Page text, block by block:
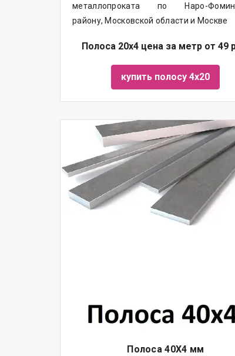
металлопроката по Наро-
району, Московской области и Москве
Полоса 20х4 цена за метр от 49
купить полосу 4х20
Полоса 40Х4 мм